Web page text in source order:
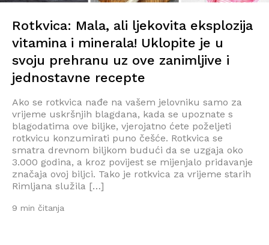
Rotkvica: Mala, ali ljekovita eksplozija
vitamina i minerala! Uklopite je u
svoju prehranu uz ove zanimljive i
jednostavne recepte
Ako se rotkvica nađe na vašem jelovniku samo za
vrijeme uskršnjih blagdana, kada se upoznate s
blagodatima ove biljke, vjerojatno ćete poželjeti
rotkvicu konzumirati puno češće. Rotkvica se
smatra drevnom biljkom budući da se uzgaja oko
3.000 godina, a kroz povijest se mijenjalo pridavanje
značaja ovoj biljci. Tako je rotkvica za vrijeme starih
Rimljana služila […]
9 min čitanja